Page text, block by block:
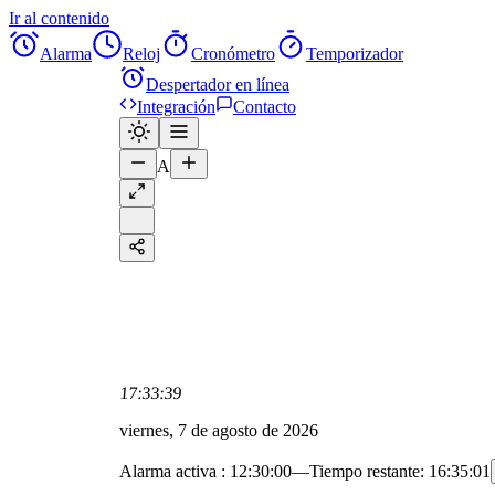
Ir al contenido
Alarma
Reloj Cronómetro
Temporizador
Despertador en línea
Integración
Contacto
A
17:33:39
viernes, 7 de agosto de 2026
Alarma activa : 12:30:00—Tiempo restante: 16:35:01